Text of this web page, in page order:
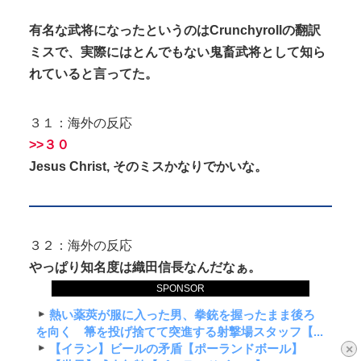
×
有名な武将になったというのはCrunchyrollの翻訳
ミスで、実際にはとんでもない鬼畜武将として知ら
れていると言ってた。
３１：海外の反応
>>３０
Jesus Christ, そのミスかなりでかいな。
３２：海外の反応
やっぱり知名度は織田信長なんだなぁ。
SPONSOR
熱い薬莢が服に入った男、拳銃を握ったまま後ろ
を向く 箒を投げ捨てて突進する射撃場スタッフ【...
【イラン】ビールの矛盾【ポーランドボール】